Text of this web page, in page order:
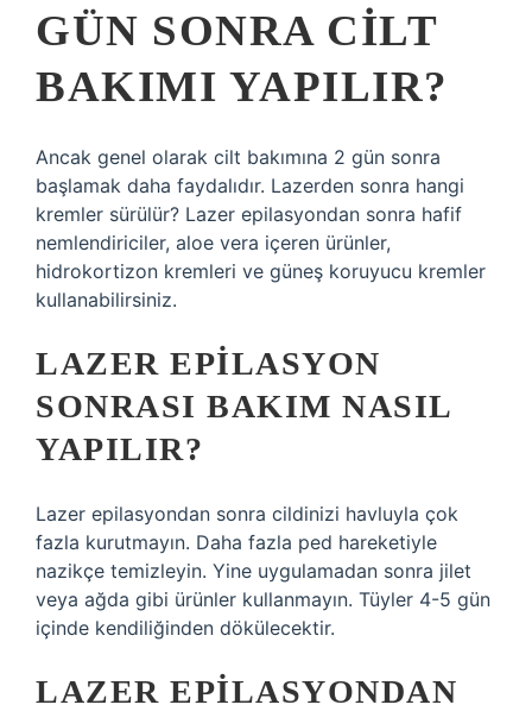
GÜN SONRA CILT
BAKIMI YAPILIR?
Ancak genel olarak cilt bakımına 2 gün sonra
başlamak daha faydalıdır. Lazerden sonra hangi
kremler sürülür? Lazer epilasyondan sonra hafif
nemlendiriciler, aloe vera içeren ürünler,
hidrokortizon kremleri ve güneş koruyucu kremler
kullanabilirsiniz.
LAZER EPILASYON
SONRASI BAKIM NASIL
YAPILIR?
Lazer epilasyondan sonra cildinizi havluyla çok
fazla kurutmayın. Daha fazla ped hareketiyle
nazikçe temizleyin. Yine uygulamadan sonra jilet
veya ağda gibi ürünler kullanmayın. Tüyler 4-5 gün
içinde kendiliğinden dökülecektir.
LAZER EPILASYONDAN